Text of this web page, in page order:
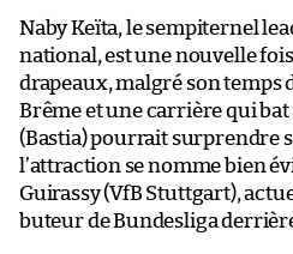
Naby Keïta, le sempiternel
national, est une nouvelle
drapeaux, malgré son temps
Brême et une carrière qui bat
(Bastia) pourrait surprendre
l’attraction se nomme bien
Guirassy (VfB Stuttgart),
buteur de Bundesliga